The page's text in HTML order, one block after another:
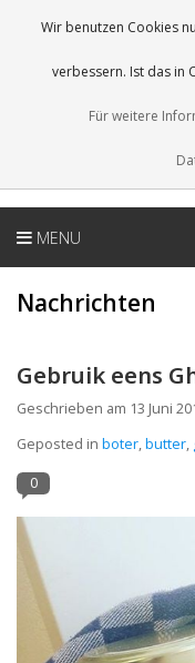
DE
MENU
Nachrichten
Gebruik eens
Geschrieben am 13 Juni
Geposted in boter,butter,
0
Wir benutzen Cookies
verbessern. Ist das in
Für weitere